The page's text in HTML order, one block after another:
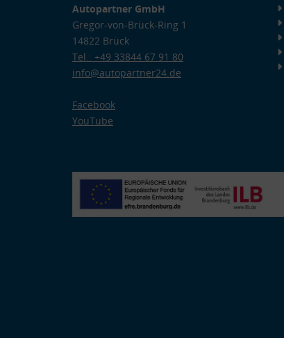
Autopartner GmbH
Gregor-von-Brück-Ring 1
14822 Brück
Tel.: +49 33844 67 91 80
info@autopartner24.de
Facebook
YouTube